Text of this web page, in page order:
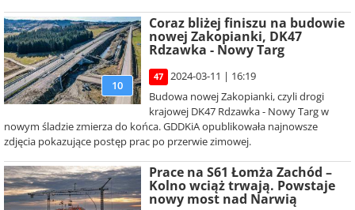
10
Coraz bliżej finiszu na budowie
nowej Zakopianki, DK47
Rdzawka - Nowy Targ
47
2024-03-11 | 16:19
Budowa nowej Zakopianki, czyli drogi
krajowej DK47 Rdzawka - Nowy Targ w
nowym śladzie zmierza do końca. GDDKiA opublikowała najnowsze
zdjęcia pokazujące postęp prac po przerwie zimowej.
Prace na S61 Łomża Zachód –
Kolno wciąż trwają. Powstaje
nowy most nad Narwią